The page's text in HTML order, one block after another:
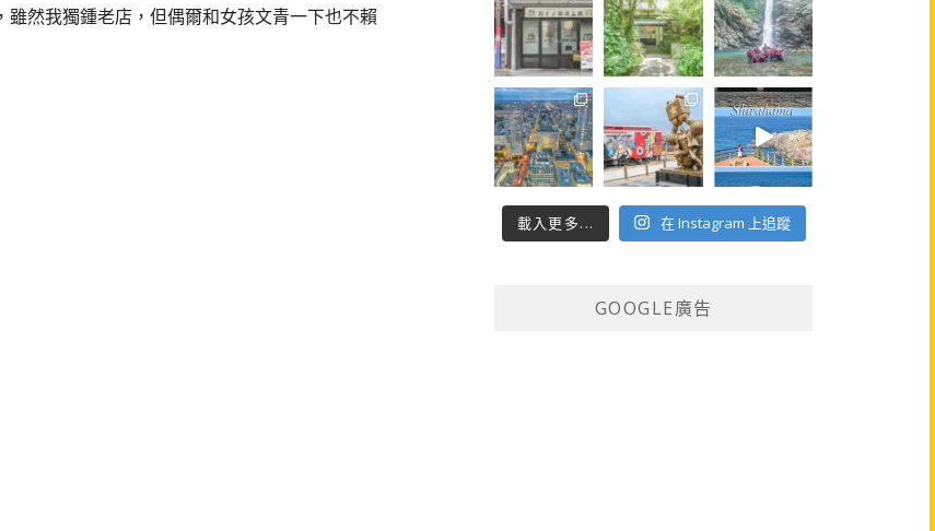
，雖然我獨鍾老店，但偶爾和女孩文青一下也不賴
載入更多... 在 Instagram 上追蹤
GOOGLE廣告